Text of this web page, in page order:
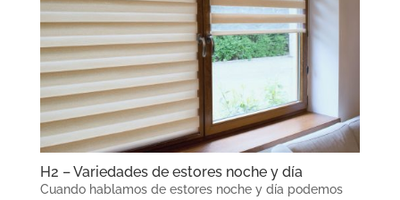
H2 – Variedades de estores noche y día
Cuando hablamos de estores noche y día podemos